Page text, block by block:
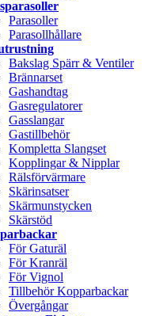
Parasoller
Parasollhållare
Bakslag Spärr & Ventiler
Brännarset
Gashandtag
Gasregulatorer
Gasslangar
Gastillbehör
Kompletta Slangset
Kopplingar & Nipplar
Rälsförvärmare
Skärinsatser
Skärmunstycken
Skärstöd
För Gaturäl
För Kranräl
För Vignol
Tillbehör Kopparbackar
Övergångar